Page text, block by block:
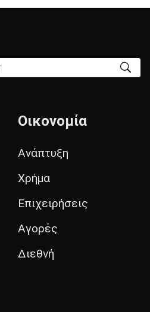
Οικονομία
Ανάπτυξη
Χρήμα
Επιχειρήσεις
Αγορές
Διεθνή